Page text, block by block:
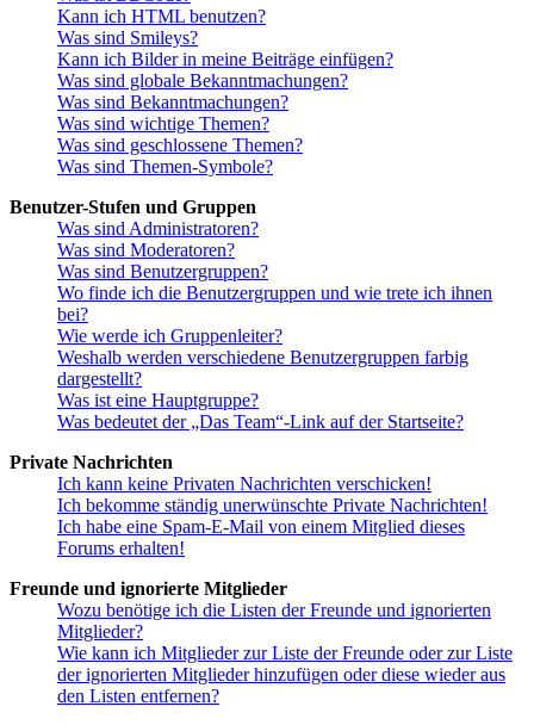
Kann ich HTML benutzen?
Was sind Smileys?
Kann ich Bilder in meine Beiträge einfügen?
Was sind globale Bekanntmachungen?
Was sind Bekanntmachungen?
Was sind wichtige Themen?
Was sind geschlossene Themen?
Was sind Themen-Symbole?
Benutzer-Stufen und Gruppen
Was sind Administratoren?
Was sind Moderatoren?
Was sind Benutzergruppen?
Wo finde ich die Benutzergruppen und wie trete ich ihnen
bei?
Wie werde ich Gruppenleiter?
Weshalb werden verschiedene Benutzergruppen farbig
dargestellt?
Was ist eine Hauptgruppe?
Was bedeutet der „Das Team“-Link auf der Startseite?
Private Nachrichten
Ich kann keine Privaten Nachrichten verschicken!
Ich bekomme ständig unerwünschte Private Nachrichten!
Ich habe eine Spam-E-Mail von einem Mitglied dieses
Forums erhalten!
Freunde und ignorierte Mitglieder
Wozu benötige ich die Listen der Freunde und ignorierten
Mitglieder?
Wie kann ich Mitglieder zur Liste der Freunde oder zur Liste
der ignorierten Mitglieder hinzufügen oder diese wieder aus
den Listen entfernen?